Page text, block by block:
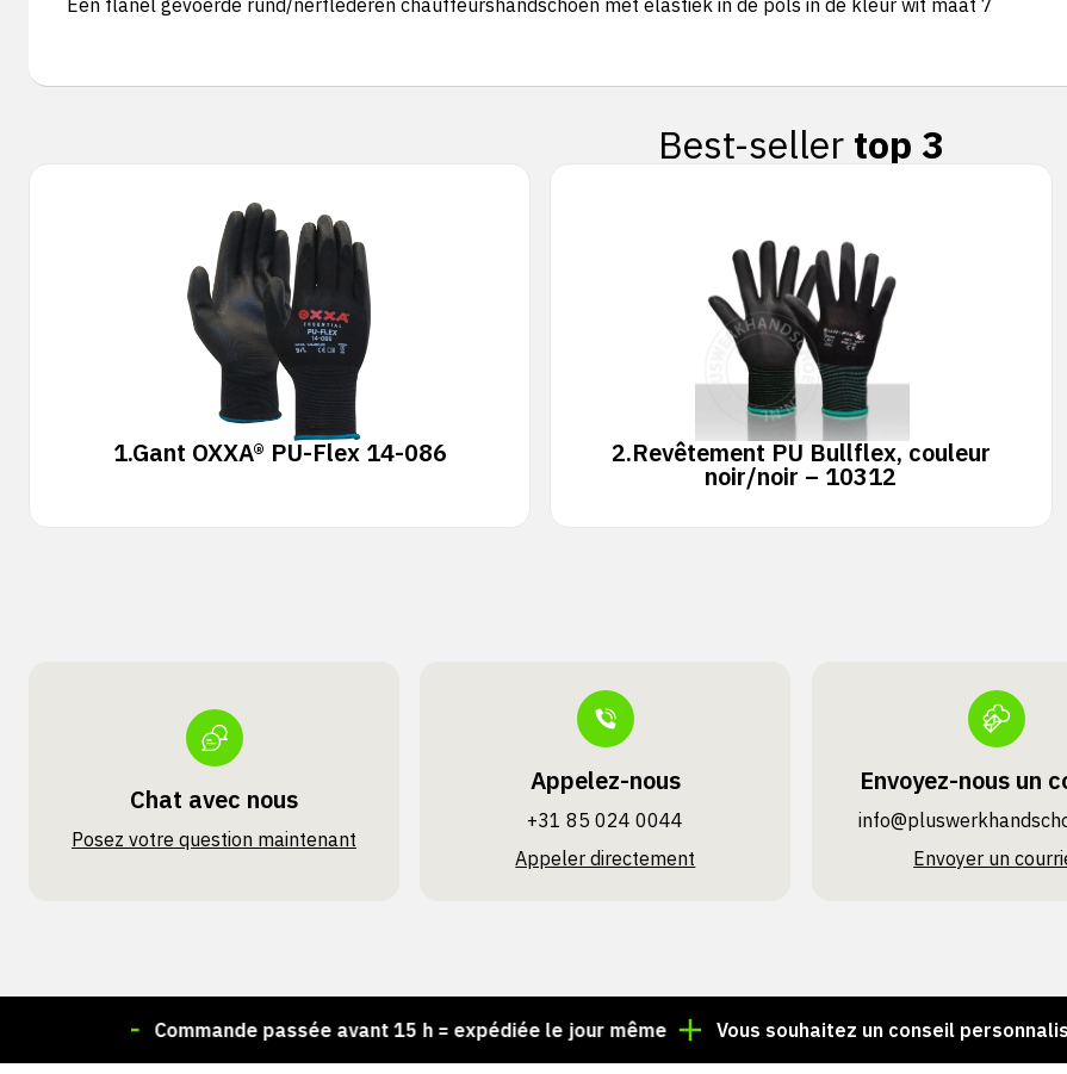
Een flanel gevoerde rund/nerflederen chauffeurshandschoen met elastiek in de pols in de kleur wit maat 7
Best-seller top 3
1.Gant OXXA® PU-Flex 14-086 2.Revêtement PU Bullflex, couleur
noir/noir – 10312
Chat avec nous
Posez votre question maintenant
Appelez-nous
+31 85 024 0044
Appeler directement
Envoyez-nous un
Envoyer un
Commande passée avant 15 h = expédiée le jour même Vous souhaitez un conseil personnalisé ?